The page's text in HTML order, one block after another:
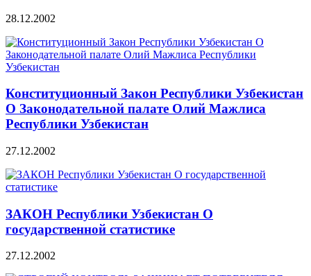
28.12.2002
Конституционный Закон Республики Узбекистан
О Законодательной палате Олий Мажлиса
Республики Узбекистан
27.12.2002
ЗАКОН Республики Узбекистан О
государственной статистике
27.12.2002